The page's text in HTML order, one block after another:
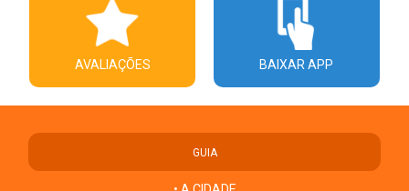
AVALIAÇÕES BAIXAR APP
GUIA